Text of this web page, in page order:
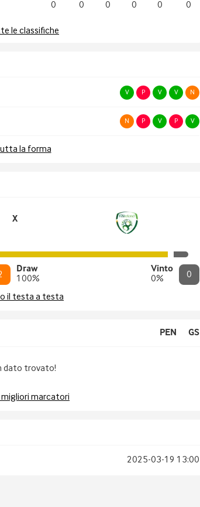
0 0 0 0 0 0
le classifiche
V P V V N
N P V P V
la forma
X
Draw
100% 0
Vinto
0%
il testa a testa
PEN GS
dato trovato!
marcatori
2025-03-19 13:00